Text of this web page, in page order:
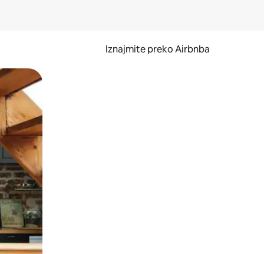
Iznajmite preko Airbnba
prstom po zaslonu.